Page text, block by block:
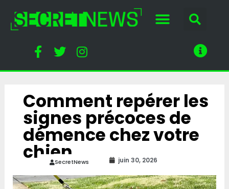
Comment repérer les
signes précoces de
démence chez votre
chienSecretNews juin 30, 2026